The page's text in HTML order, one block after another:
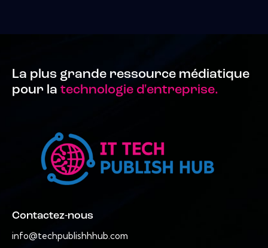
La plus grande ressource médiatique
pour la technologie d'entreprise.
Contactez-nous
info@techpublishhhub.com